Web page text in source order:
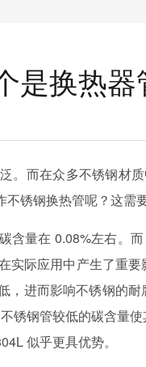
是换热器
。而在众多不锈钢材质
锈钢换热管呢？这需
含量在 0.08%左右。
实际应用中产生了重
，进而影响不锈钢的
锈钢管较低的碳含量
似乎更具优势。